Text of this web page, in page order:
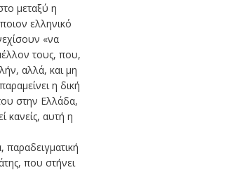
μεταξύ η
ελληνικό
«να
τους, που,
αλλά, και μη
η δική
στην Ελλάδα,
κανείς, αυτή η
που στήνει